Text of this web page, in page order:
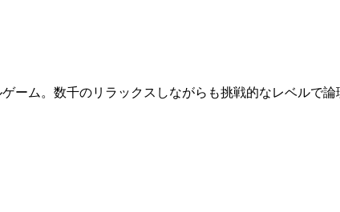
ーム。数千のリラックスしながらも挑戦的なレベルで論